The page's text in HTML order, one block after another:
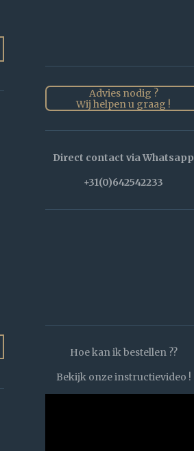
Advies nodig ?
Wij helpen u graag !
Direct contact via Whatsapp
+31(0)642542233
Hoe kan ik bestellen ??
Bekijk onze instructievideo !